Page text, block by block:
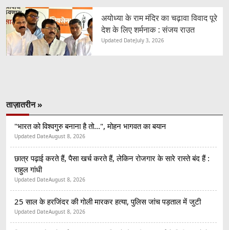
अयोध्या के राम मंदिर का चढ़ावा विवाद पूरे
देश के लिए शर्मनाक : संजय राउत
Updated DateJuly 3, 2026
ताज़ातरीन »
"भारत को विश्वगुरु बनाना है तो...", मोहन भागवत का बयान
Updated DateAugust 8, 2026
छात्र पढ़ाई करते हैं, पैसा खर्च करते हैं, लेकिन रोजगार के सारे रास्ते बंद हैं :
राहुल गांधी
Updated DateAugust 8, 2026
25 साल के हरजिंदर की गोली मारकर हत्या, पुलिस जांच पड़ताल में जुटी
Updated DateAugust 8, 2026